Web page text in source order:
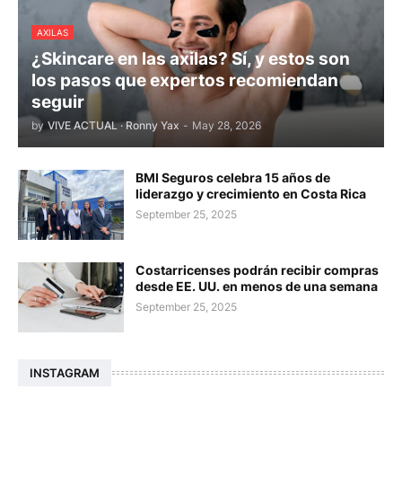
AXILAS
¿Skincare en las axilas? Sí, y estos son
los pasos que expertos recomiendan
seguir
by VIVE ACTUAL · Ronny Yax - May 28, 2026
BMI Seguros celebra 15 años de
liderazgo y crecimiento en Costa Rica
September 25, 2025
Costarricenses podrán recibir compras
desde EE. UU. en menos de una semana
September 25, 2025
INSTAGRAM